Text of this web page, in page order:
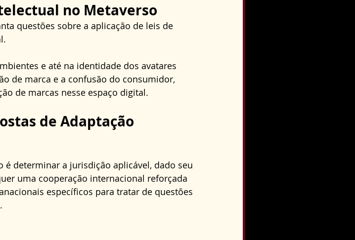
no Metaverso
questões sobre a aplicação de leis de
e até na identidade dos avatares
de marca e a confusão do consumidor,
de marcas nesse espaço digital.
de Adaptação
determinar a jurisdição aplicável, dado seu
uma cooperação internacional reforçada
específicos para tratar de questões